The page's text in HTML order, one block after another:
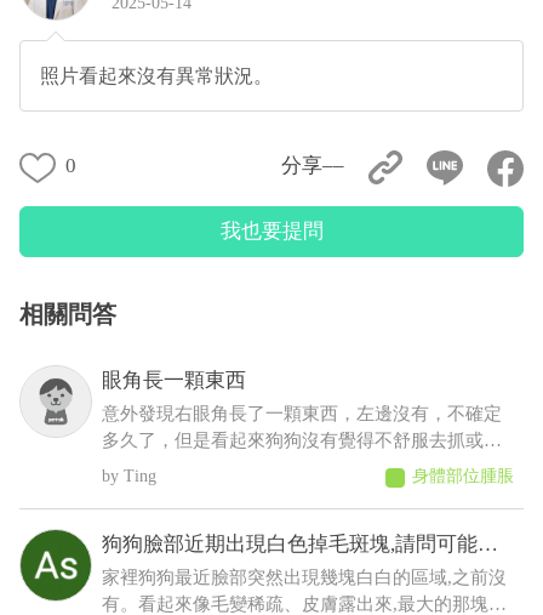
照片看起來沒有異常狀況。
0 分享––
我也要提問
相關問答
眼角長一顆東西
意外發現右眼角長了一顆東西，左邊沒有，不確定
多久了，但是看起來狗狗沒有覺得不舒服去抓或流
眼淚等等之類的，想請問這是什麼？會不會影響眼
Ting 身體部位腫脹
狗狗臉部近期出現白色掉毛斑塊,請問可能是
什麼原因
家裡狗狗最近臉部突然出現幾塊白白的區域,之前沒
有。看起來像毛變稀疏、皮膚露出來,最大的那塊有